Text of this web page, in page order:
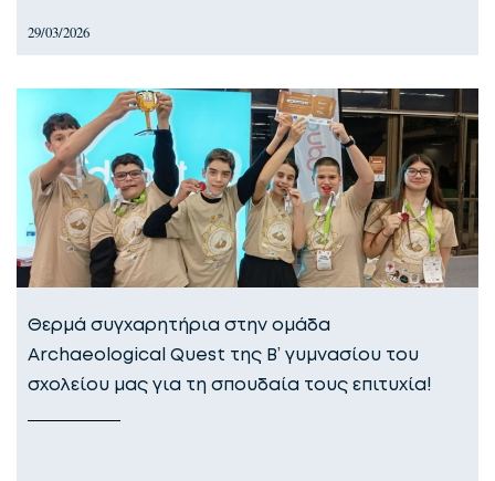
29/03/2026
Θερμά συγχαρητήρια στην ομάδα
Archaeological Quest της Β’ γυμνασίου του
σχολείου μας για τη σπουδαία τους επιτυχία!